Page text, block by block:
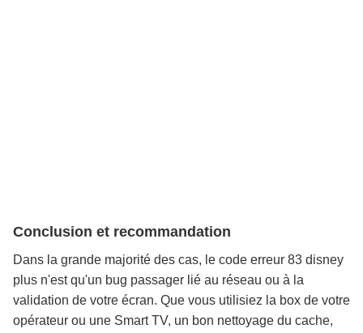
Conclusion et recommandation
Dans la grande majorité des cas, le code erreur 83 disney
plus n'est qu'un bug passager lié au réseau ou à la
validation de votre écran. Que vous utilisiez la box de votre
opérateur ou une Smart TV, un bon nettoyage du cache,